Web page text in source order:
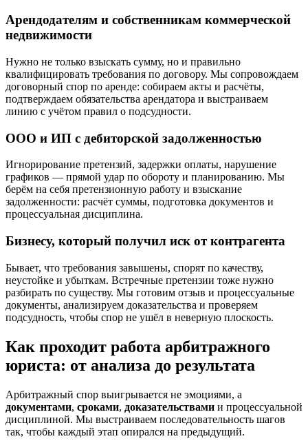
Арендодателям и собственникам коммерческой
недвижимости
Нужно не только взыскать сумму, но и правильно
квалифицировать требования по договору. Мы сопровождаем
договорный спор по аренде: собираем акты и расчёты,
подтверждаем обязательства арендатора и выстраиваем
линию с учётом правил о подсудности.
ООО и ИП с дебиторской задолженностью
Игнорирование претензий, задержки оплаты, нарушение
графиков — прямой удар по обороту и планированию. Мы
берём на себя претензионную работу и взыскание
задолженности: расчёт суммы, подготовка документов и
процессуальная дисциплина.
Бизнесу, который получил иск от контрагента
Бывает, что требования завышены, спорят по качеству,
неустойке и убыткам. Встречные претензии тоже нужно
разбирать по существу. Мы готовим отзыв и процессуальные
документы, анализируем доказательства и проверяем
подсудность, чтобы спор не ушёл в неверную плоскость.
Как проходит работа арбитражного
юриста: от анализа до результата
Арбитражный спор выигрывается не эмоциями, а
документами, сроками, доказательствами и процессуальной
дисциплиной. Мы выстраиваем последовательность шагов
так, чтобы каждый этап опирался на предыдущий.